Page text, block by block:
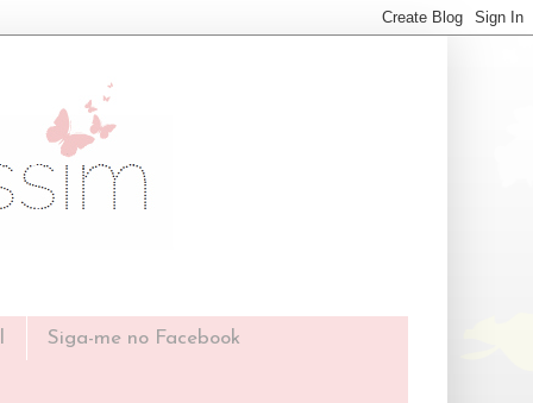
Siga-me no Facebook